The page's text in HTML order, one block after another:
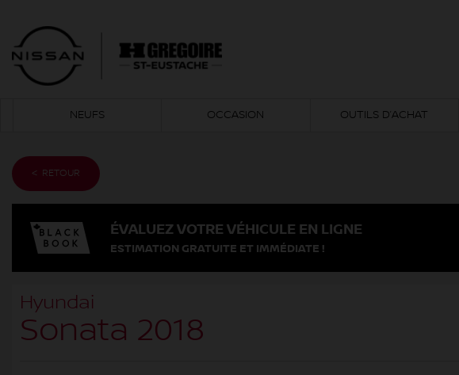
NEUFS OCCASION OUTILS D’ACHAT
< RETOUR
ÉVALUEZ VOTRE VÉHICULE EN LIGNE
ESTIMATION GRATUITE ET IMMÉDIATE !
Hyundai
Sonata 2018